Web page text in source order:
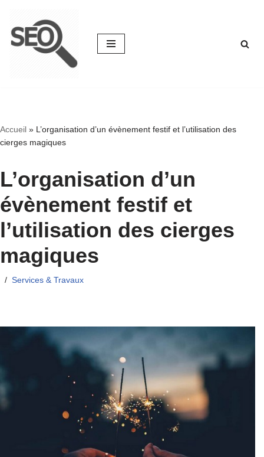
Aller
au
Accueil » L’organisation d’un évènement festif et l’utilisation des
cierges magiques
L’organisation d’un
évènement festif et
l’utilisation des cierges
magiques
Services & Travaux